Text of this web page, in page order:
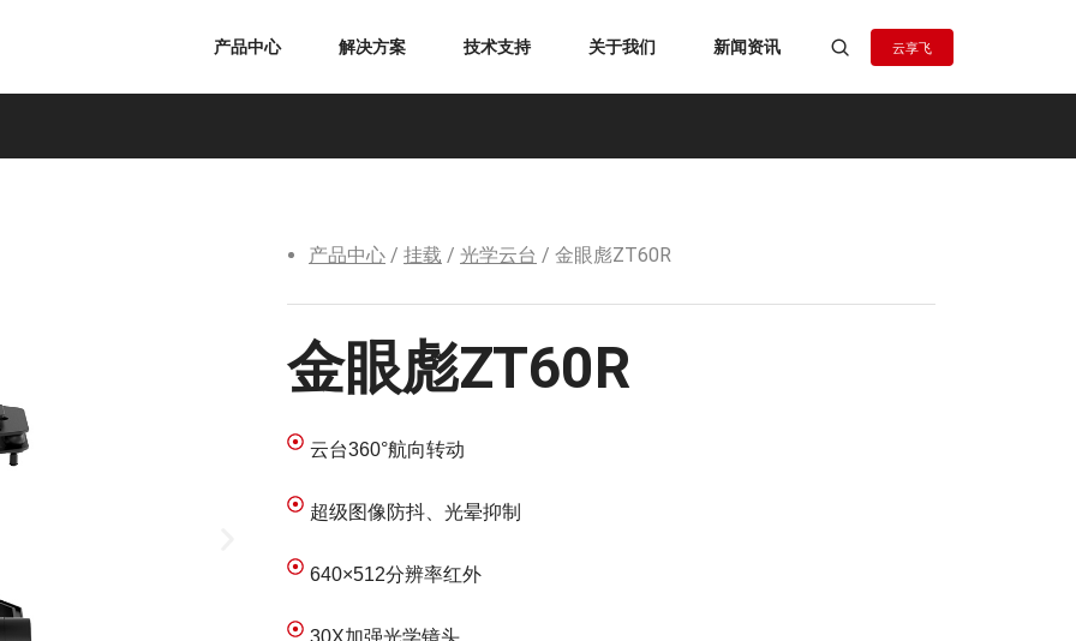
产品中心 解决方案 技术支持 关于我们 新闻资讯 云享飞
产品中心 / 挂载 / 光学云台 / 金眼彪ZT60R
金眼彪ZT60R
云台360°航向转动
超级图像防抖、光晕抑制
640×512分辨率红外
30X加强光学镜头